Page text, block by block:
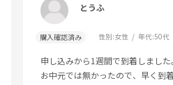
とうふ
購入確認済み 性別:女性 年代:50代
申し込みから1週間で到着しました。
お中元では無かったので、早く到